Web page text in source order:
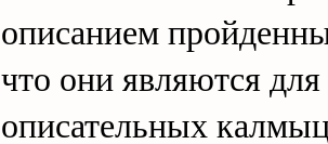
описанием
что они являются
описательных